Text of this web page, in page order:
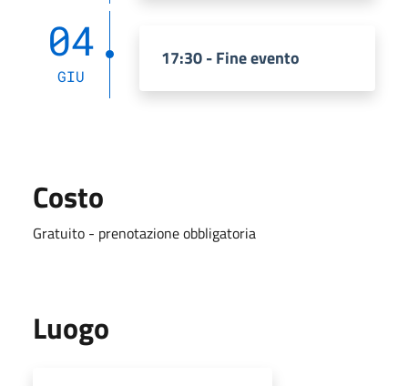
04
GIU
17:30 - Fine evento
Costo
Gratuito - prenotazione obbligatoria
Luogo